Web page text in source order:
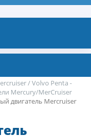
/ Volvo Penta -
Mercury/MerCruiser
двигатель Mercruiser